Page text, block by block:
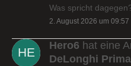
Was spricht
2. August 2026 um 09:57
Hero6 hat eine
DeLonghi